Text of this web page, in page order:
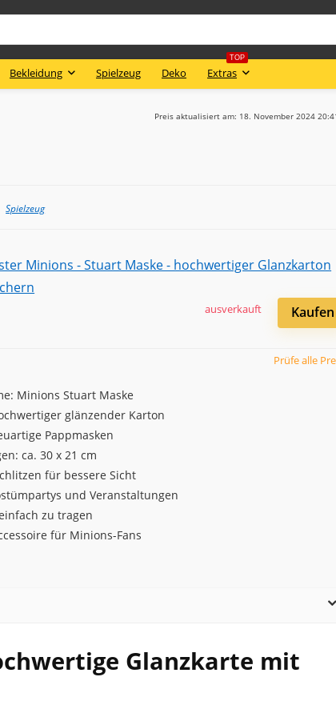
Bekleidung Spielzeug Deko Extras
TOP
Preis aktualisiert am: 18. November 2024
Spielzeug
Kaufen
ausverkauft
Prüfe alle
Minions Stuart Maske
glänzender Karton
Pappmasken
ca. 30 x 21 cm
für bessere Sicht
und Veranstaltungen
zu tragen
für Minions-Fans
Glanzkarte mit